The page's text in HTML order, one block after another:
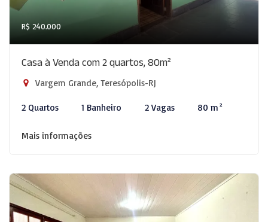
R$ 240.000
Casa à Venda com 2 quartos, 80m²
Vargem Grande, Teresópolis-RJ
2 Quartos 1 Banheiro 2 Vagas 80 m²
Mais informações